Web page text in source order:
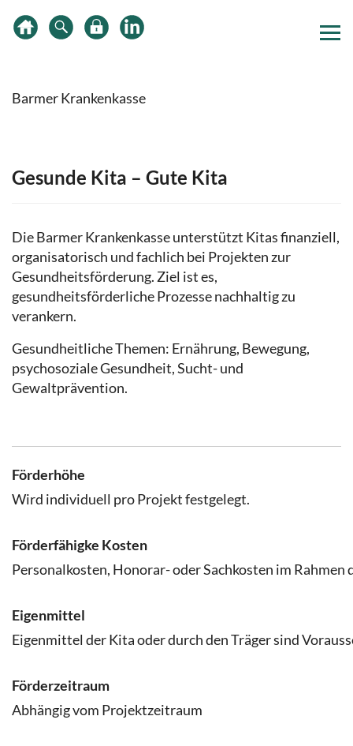
Inhalt
Hauptnavigation
Subnavigation
Barmer Krankenkasse
Gesunde Kita – Gute Kita
Die Barmer Krankenkasse unterstützt Kitas finanziell,
organisatorisch und fachlich bei Projekten zur
Gesundheitsförderung. Ziel ist es,
gesundheitsförderliche Prozesse nachhaltig zu
verankern.
Gesundheitliche Themen: Ernährung, Bewegung,
psychosoziale Gesundheit, Sucht- und
Gewaltprävention.
Förderhöhe
Wird individuell pro Projekt festgelegt.
Förderfähigke Kosten
Personalkosten, Honorar- oder Sachkosten im Rahmen
Eigenmittel
Eigenmittel der Kita oder durch den Träger sind
Förderzeitraum
Abhängig vom Projektzeitraum